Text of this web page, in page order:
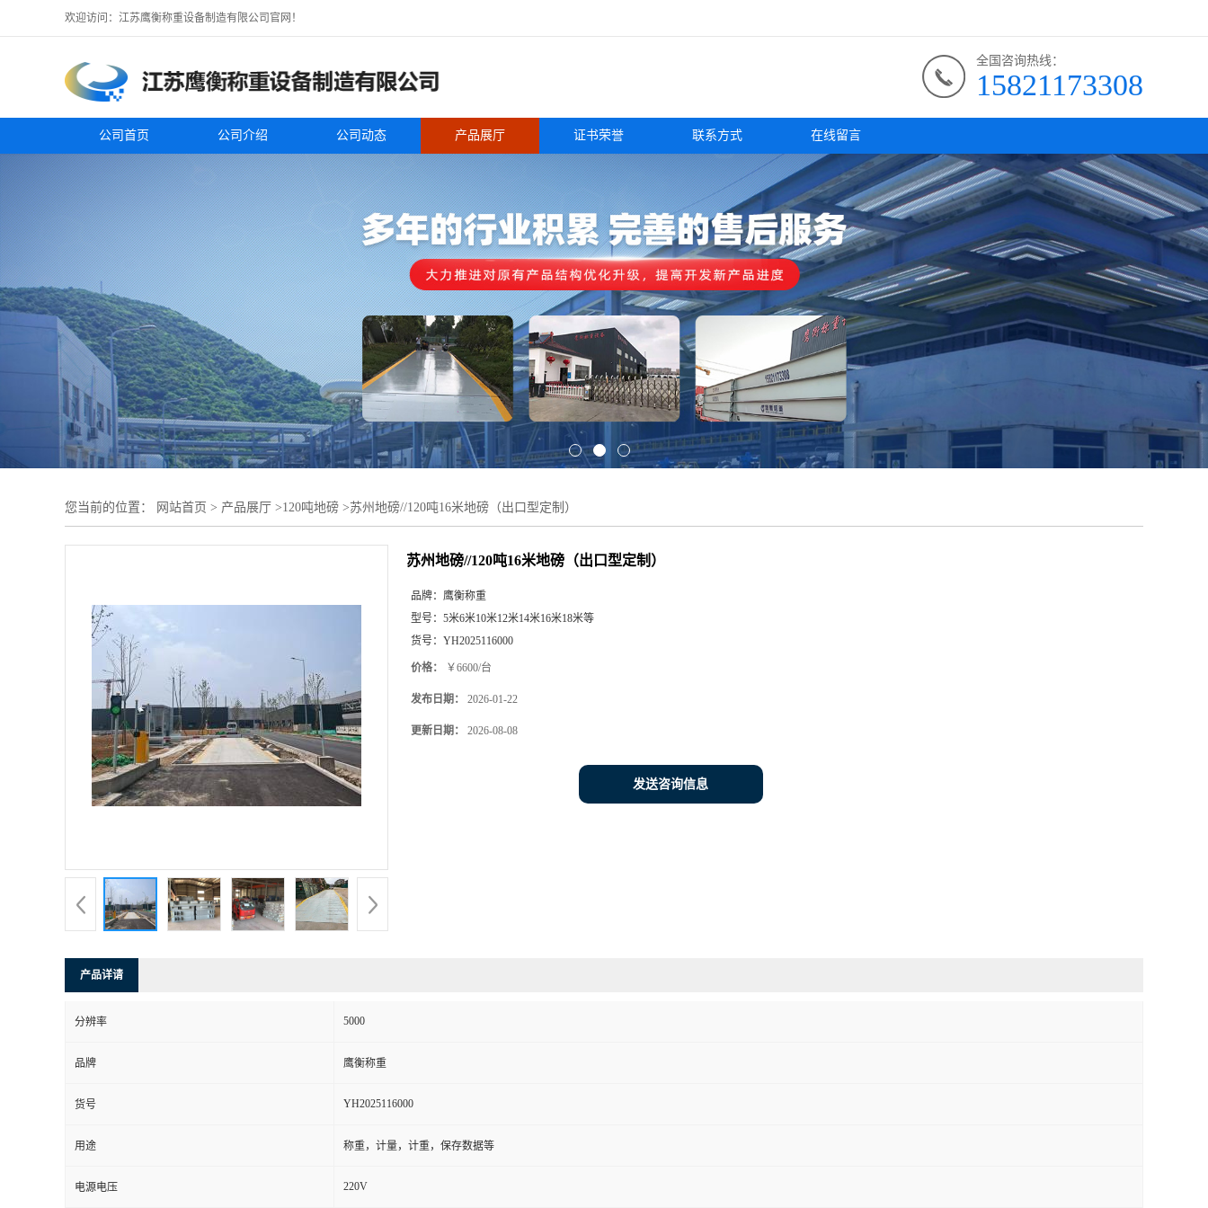
欢迎访问：江苏鹰衡称重设备制造有限公司官网！
全国咨询热线：
15821173308
公司首页 公司介绍 公司动态 产品展厅 证书荣誉 联系方式 在线留言
您当前的位置： 网站首页 > 产品展厅 >120吨地磅 >苏州地磅//120吨16米地磅（出口型定制）
苏州地磅//120吨16米地磅（出口型定制）
品牌： 鹰衡称重
型号： 5米6米10米12米14米16米18米等
货号： YH2025116000
价格： ￥6600/台
发布日期： 2026-01-22
更新日期： 2026-08-08
发送咨询信息
产品详请
分辨率 5000
品牌 鹰衡称重
货号 YH2025116000
用途 称重，计量，计重，保存数据等
电源电压 220V